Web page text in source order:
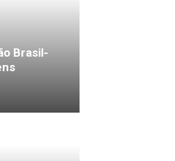
Brasil-